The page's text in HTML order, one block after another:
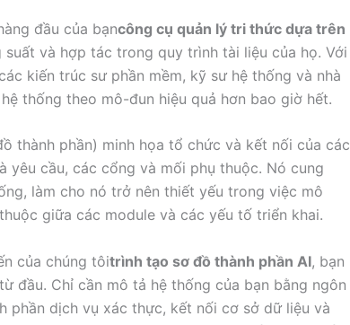
đầu của bạncông cụ quản lý tri thức dựa trên
và hợp tác trong quy trình tài liệu của họ. Với
kiến trúc sư phần mềm, kỹ sư hệ thống và nhà
thống theo mô-đun hiệu quả hơn bao giờ hết.
thành phần) minh họa tổ chức và kết nối của các
yêu cầu, các cổng và mối phụ thuộc. Nó cung
làm cho nó trở nên thiết yếu trong việc mô
giữa các module và các yếu tố triển khai.
của chúng tôitrình tạo sơ đồ thành phần AI, bạn
đầu. Chỉ cần mô tả hệ thống của bạn bằng ngôn
phần dịch vụ xác thực, kết nối cơ sở dữ liệu và